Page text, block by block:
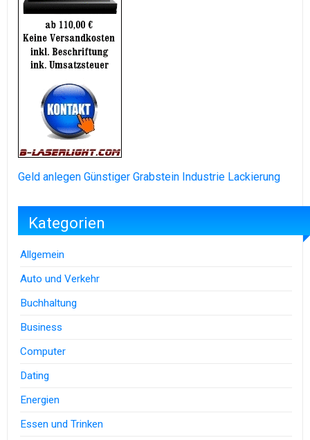
Geld anlegen Günstiger Grabstein Industrie Lackierung
Kategorien
Allgemein
Auto und Verkehr
Buchhaltung
Business
Computer
Dating
Energien
Essen und Trinken